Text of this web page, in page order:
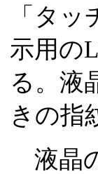
「タ
示用の
る。液
きの指
液晶